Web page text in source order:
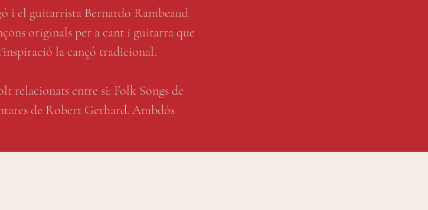
i el guitarrista Bernardo Rambeaud
originals per a cant i guitarra que
la cançó tradicional.
relacionats entre si: Folk Songs de
de Robert Gerhard. Ambdós